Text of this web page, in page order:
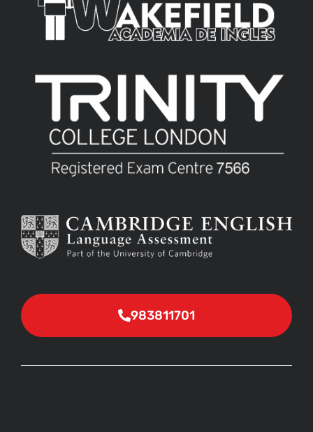
983811701